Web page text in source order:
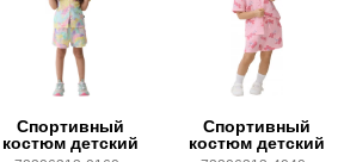
Спортивный
костюм детский
Спортивный
костюм детский